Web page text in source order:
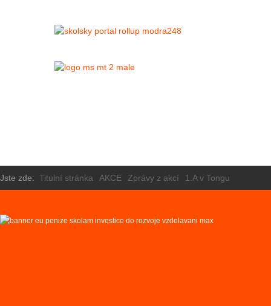
Jste zde: Titulní stránka AKCE Zprávy z akcí 1.A v Tongu